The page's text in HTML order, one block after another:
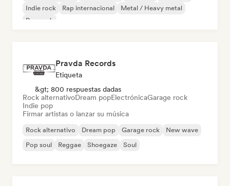
Indie rock
Rap internacional
Metal / Heavy metal
Pop rock
Pravda Records
Etiqueta
&gt; 800 respuestas dadas
Rock alternativoDream popElectrónicaGarage rock
Indie pop
Firmar artistas o lanzar su música
Rock alternativo Dream pop Garage rock
New wave
Pop soul
Reggae Shoegaze Soul